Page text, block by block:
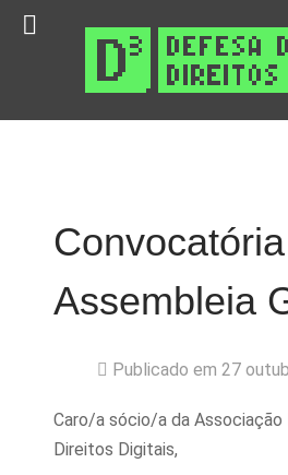
Assembleia
Publicado em 27
Caro/a sócio/a da
Direitos Digitais,